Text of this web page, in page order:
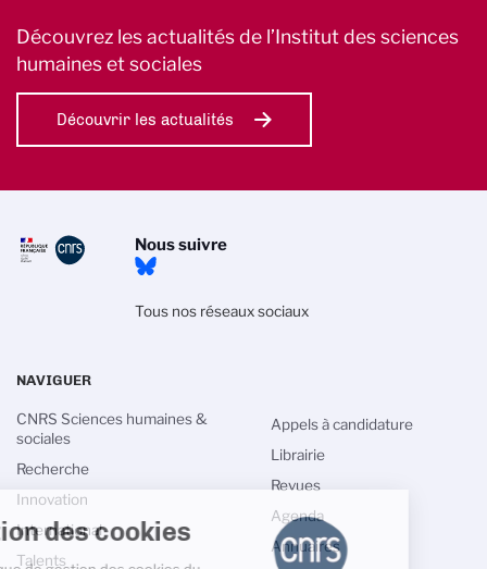
Découvrez les actualités de l’Institut des sciences
humaines et sociales
Découvrir les actualités
Nous suivre
Tous nos réseaux sociaux
NAVIGUER
CNRS Sciences humaines &
sociales
Recherche
Innovation
International
Talents
Appels à candidature
Librairie
Revues
Agenda
Annuaires
Gestion des cookies